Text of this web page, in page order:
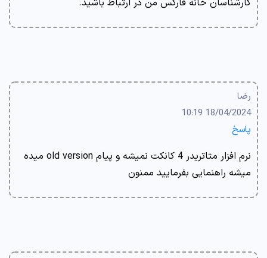
کارشناسان خانه فارکس من در ارتباط باشید.
رضا
18/04/2024 10:19
پاسخ
نرم افزار متاتریدر 4 کانکت نمیشه و پیام old version میده
میشه راهنمایی بفرمایید ممنون